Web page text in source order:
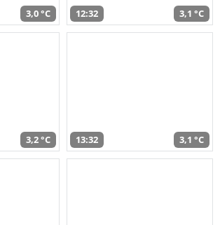
3,0 °C 12:32 3,1 °C
3,2 °C 13:32 3,1 °C